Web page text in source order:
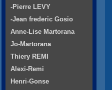
-Pierre LEVY
-Jean frederic Gosio
Anne-Lise Martorana
Jo-Martorana
Thiery REMI
Alexi-Remi
Henri-Gonse